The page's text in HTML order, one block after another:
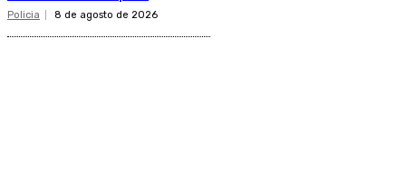
Policia 8 de agosto de 2026